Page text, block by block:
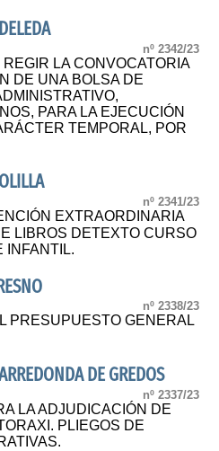
nº 2342/23
LA CONVOCATORIA
DE UNA BOLSA DE
PARA LA EJECUCIÓN
TEMPORAL, POR
nº 2341/23
EXTRAORDINARIA
LIBROS DETEXTO CURSO
INFANTIL.
nº 2338/23
PRESUPUESTO GENERAL
DE GREDOS
nº 2337/23
LA ADJUDICACIÓN DE
PLIEGOS DE